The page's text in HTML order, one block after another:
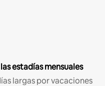
estadías mensuales
largas por vacaciones